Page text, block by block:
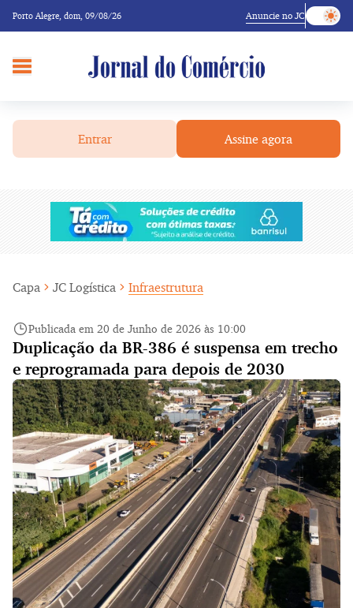
Porto Alegre, dom, 09/08/26 Anuncie no JC
Entrar Assine agora
Capa JC Logística Infraestrutura
Publicada em 20 de Junho de 2026 às 10:00
Duplicação da BR-386 é suspensa em trecho
e reprogramada para depois de 2030